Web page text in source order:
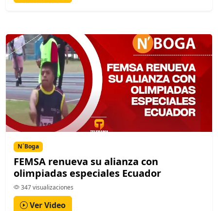
N´Boga
FEMSA renueva su alianza con
olimpiadas especiales Ecuador
347 visualizaciones
Ver Video